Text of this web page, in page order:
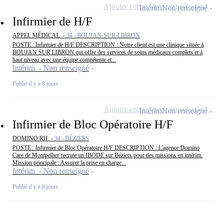
Infirmier de H/F
APPEL MÉDICAL - 34 - BOUJAN-SUR-LIBRON
POSTE : Infirmier de H/F DESCRIPTION : Notre client est une clinique située à
BOUJAN SUR LIBRON qui offre des services de soins médicaux complets et à
haut niveau avec une équipe compétente et...
Intérim - Non renseigné
Publié il y a 8 jours
IntérimNon renseigné
Ajouter cette offre à ma sélection
Infirmier de Bloc Opératoire H/F
DOMINO RH - 34 - BÉZIERS
POSTE : Infirmier de Bloc Opératoire H/F DESCRIPTION : L'agence Domino
Care de Montpellier recrute un IBODE sur Béziers pour des missions en intérim.
Mission principale : Assurer la prise en charge...
Intérim - Non renseigné
Publié il y a 8 jours
IntérimNon renseigné
Ajouter cette offre à ma sélection